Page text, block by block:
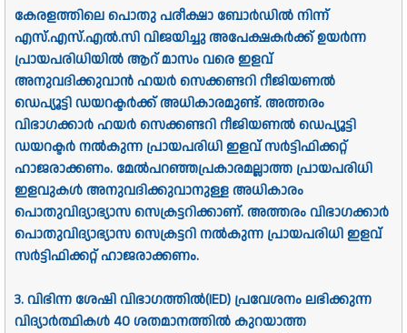
കേരളത്തിലെ പൊതു പരീക്ഷാ ബോര്‍ഡില്‍ നിന്ന്‌
എസ്‌.എസ്‌.എല്‍.സി വിജയിച്ചു അപേക്ഷകര്‍ക്ക്‌ ഉയര്‍ന്ന
പ്രായപരിധിയില്‍ ആറ്‌ മാസം വരെ ഇളവ്‌
അനുവദിക്കുവാന്‍ ഹയര്‍ സെക്കണ്ടറി റീജിയണല്‍
ഡെപ്യൂട്ടി ഡയറക്ടര്‍ക്ക്‌ അധികാരമുണ്ട്‌. അത്തരം
വിഭാഗക്കാര്‍ ഹയര്‍ സെക്കണ്ടറി റീജിയണല്‍ ഡെപ്യൂട്ടി
ഡയറക്ടര്‍ നല്‍കുന്ന പ്രായപരിധി ഇളവ്‌ സര്‍ട്ടിഫിക്കറ്റ്‌
ഹാജരാക്കണം. മേല്‍പറഞ്ഞപ്രകാരമല്ലാത്ത പ്രായപരിധി
ഇളവുകള്‍ അനുവദിക്കുവാനുള്ള അധികാരം
പൊതുവിദ്യാഭ്യാസസെക്രട്ടറിക്കാണ്‌. അത്തരം വിഭാഗക്കാര്‍
പൊതുവിദ്യാഭ്യാസ സെക്രട്ടറി നല്‍കുന്ന പ്രായപരിധി ഇളവ്‌
സര്‍ട്ടിഫിക്കറ്റ്‌ ഹാജരാക്കണം.
3. വിഭിന്ന ശേഷി വിഭാഗത്തില്‍(IED) പ്രവേശനം ലഭിക്കുന്ന
വിദ്യാര്‍ത്ഥികള്‍ 40 ശതമാനത്തില്‍ കുറയാത്ത